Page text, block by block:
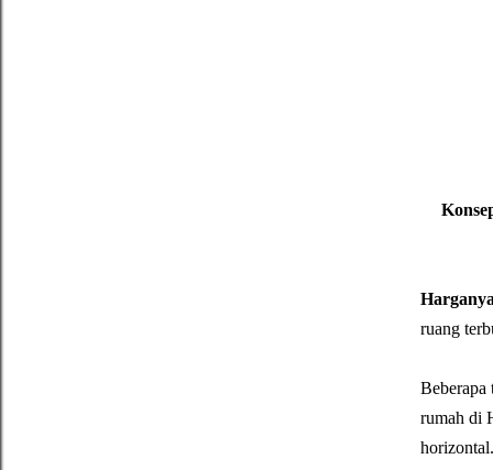
ruang
Beberapa
rumah di
horizontal.